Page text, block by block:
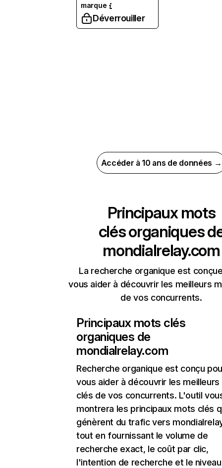
marque
Déverrouiller
Accéder à 10 ans de données →
Principaux mots
clés organiques
mondialrelay.com
La recherche organique est
vous aider à découvrir les meilleurs
de vos concurrents.
Principaux mots clés
organiques de
mondialrelay.com
Recherche organique est conçu
vous aider à découvrir les
clés de vos concurrents. L'outil
montrera les principaux mots clés
génèrent du trafic vers
tout en fournissant le volume de
recherche exact, le coût par clic,
l'intention de recherche et le